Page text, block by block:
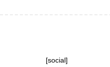
[social]